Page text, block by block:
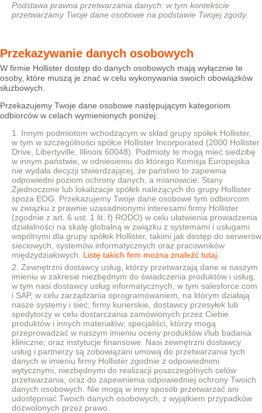
Podstawa prawna przetwarzania danych: w tym kontekście
przetwarzamy Twoje dane osobowe na podstawie Twojej zgody.
Przekazywanie danych osobowych
W firmie Hollister dostęp do danych osobowych mają wyłącznie te
osoby, które muszą je znać w celu wykonywania swoich obowiązków
służbowych.
Przekazujemy Twoje dane osobowe następującym kategoriom
odbiorców w celach wymienionych poniżej:
Innym podmiotom wchodzącym w skład grupy spółek Hollister,
w tym w szczególności spółce Hollister Incorporated (2000 Hollister
Drive, Libertyville, Illinois 60048). Podmioty te mogą mieć siedzibę
w innym państwie, w odniesieniu do którego Komisja Europejska
nie wydała decyzji stwierdzającej, że państwo to zapewnia
odpowiedni poziom ochrony danych, a mianowicie: Stany
Zjednoczone lub lokalizacje spółek należących do grupy Hollister
spoza EOG. Przekazujemy Twoje dane osobowe tym odbiorcom
w związku z prawnie uzasadnionymi interesami firmy Hollister
(zgodnie z art. 6 ust. 1 lit. f) RODO) w celu ułatwienia prowadzenia
działalności na skalę globalną w związku z systemami i usługami
wspólnymi dla grupy spółek Hollister, takimi jak dostęp do serwerów
sieciowych, systemów informatycznych oraz pracowników
międzydziałowych. Listę takich firm można znaleźć tutaj
Zewnętrzni dostawcy usług, którzy przetwarzają dane w naszym
imieniu w zakresie niezbędnym do świadczenia produktów i usług,
w tym nasi dostawcy usług informatycznych, w tym salesforce.com
i SAP, w celu zarządzania oprogramowaniem, na którym działają
nasze systemy i sieć; firmy kurierskie, dostawcy przesyłek lub
spedytorzy w celu dostarczania zamówionych przez Ciebie
produktów i innych materiałów; specjaliści, którzy mogą
przeprowadzać w naszym imieniu oceny produktów i/lub badania
kliniczne; oraz instytucje finansowe. Nasi zewnętrzni dostawcy
usług i partnerzy są zobowiązani umową do przetwarzania tych
danych w imieniu firmy Hollister zgodnie z odpowiednimi
wytycznymi, niezbędnymi do realizacji poszczególnych celów
przetwarzania, oraz do zapewnienia odpowiedniej ochrony Twoich
danych osobowych. Nie mogą w inny sposób przetwarzać ani
udostępniać Twoich danych osobowych, z wyjątkiem przypadków
dozwolonych przez prawo.